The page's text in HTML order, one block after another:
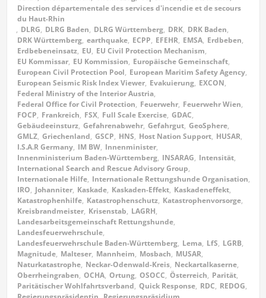
Direction départementale des services d'incendie et de secours
du Haut-Rhin
, DLRG, DLRG Baden, DLRG Württemberg, DRK, DRK Baden,
DRK Württemberg, earthquake, ECPP, EFEHR, EMSA, Erdbeben,
Erdbebeneinsatz, EU, EU Civil Protection Mechanism,
EU Kommissar, EU Kommission, Europäische Gemeinschaft,
European Civil Protection Pool, European Maritim Safety Agency,
European Seismic Risk Index Viewer, Evakuierung, EXCON,
Federal Ministry of the Interior Austria,
Federal Office for Civil Protection, Feuerwehr, Feuerwehr Wien,
FOCP, Frankreich, FSX, Full Scale Exercise, GDAC,
Gebäudeeinsturz, Gefahrenabwehr, Gefahrgut, GeoSphere,
GMLZ, Griechenland, GSCP, HNS, Host Nation Support, HUSAR,
I.S.A.R Germany, IM BW, Innenminister,
Innenministerium Baden-Württemberg, INSARAG, Intensität,
International Search and Rescue Advisory Group,
Internationale Hilfe, Internationale Rettungshunde Organisation,
IRO, Johanniter, Kaskade, Kaskaden-Effekt, Kaskadeneffekt,
Katastrophenhilfe, Katastrophenschutz, Katastrophenvorsorge,
Kreisbrandmeister, Krisenstab, LAGRH,
Landesarbeitsgemeinschaft Rettungshunde,
Landesfeuerwehrschule,
Landesfeuerwehrschule Baden-Württemberg, Lema, LfS, LGRB,
Magnitude, Malteser, Mannheim, Mosbach, MUSAR,
Naturkatastrophe, Neckar-Odenwald-Kreis, Neckartalkaserne,
Oberrheingraben, OCHA, Ortung, OSOCC, Österreich, Parität,
Paritätischer Wohlfahrtsverband, Quick Response, RDC, REDOG,